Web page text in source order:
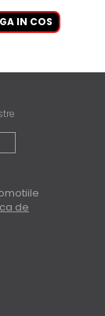
IN COS
de